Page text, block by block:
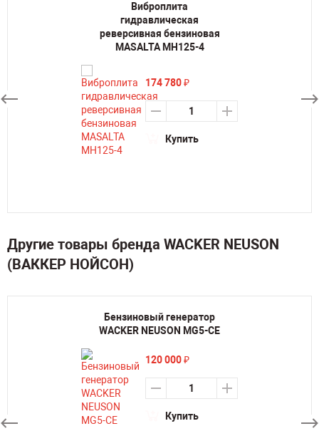
Виброплита
гидравлическая
реверсивная бензиновая
MASALTA MH125-4
174 780₽
Купить
Другие товары бренда WACKER NEUSON
(ВАККЕР НОЙСОН)
Бензиновый генератор
WACKER NEUSON MG5-CE
120 000₽
Купить